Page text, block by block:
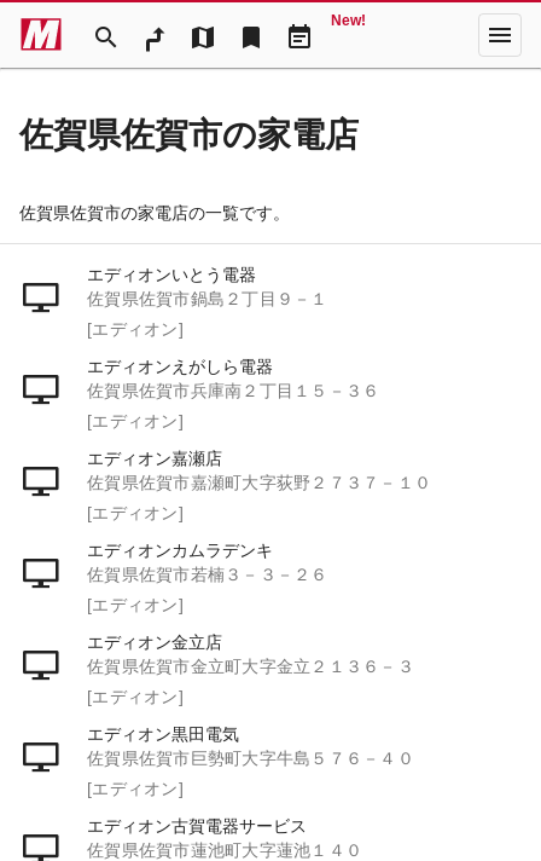
search map bookmark event_note
New! menu
佐賀県佐賀市の家電店
佐賀県佐賀市の家電店の一覧です。
エディオンいとう電器
佐賀県佐賀市鍋島２丁目９－１
[エディオン]
エディオンえがしら電器
佐賀県佐賀市兵庫南２丁目１５－３６
[エディオン]
エディオン嘉瀬店
佐賀県佐賀市嘉瀬町大字荻野２７３７－１０
[エディオン]
エディオンカムラデンキ
佐賀県佐賀市若楠３－３－２６
[エディオン]
エディオン金立店
佐賀県佐賀市金立町大字金立２１３６－３
[エディオン]
エディオン黒田電気
佐賀県佐賀市巨勢町大字牛島５７６－４０
[エディオン]
エディオン古賀電器サービス
佐賀県佐賀市蓮池町大字蓮池１４０